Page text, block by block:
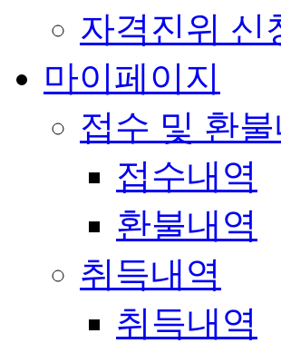
자격진위 신
마이페이지
접수 및 환불
접수내역
환불내역
취득내역
취득내역